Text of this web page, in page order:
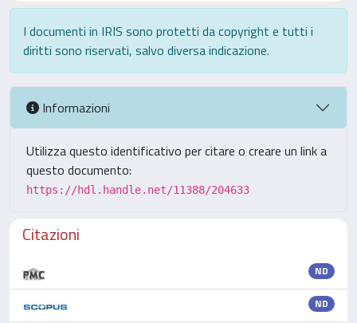
I documenti in IRIS sono protetti da copyright e tutti i
diritti sono riservati, salvo diversa indicazione.
Informazioni
Utilizza questo identificativo per citare o creare un link a
questo documento:
https://hdl.handle.net/11388/204633
Citazioni
ND
ND